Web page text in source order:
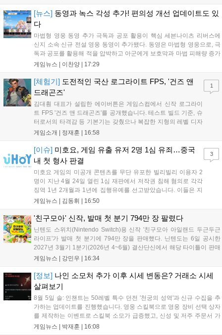
호사가 게임 등...
[뉴스] 동영과 녹스 각성 추가! 편의성 개선 업데이트도 있
다
마법형 영웅 동영 추가 극독과 공포 활용이 핵심 세븐나이츠 리버스에
신지 소속 신규 전설 영웅 동영이 추가됐다. 동영은 마법형 영웅으로, 극
독과 공포를 활용해 적을 압박하고 아군에게 보호막과 마법 피해량 증가
를 제공하는 것이 특징이다. 패시브 황천의 동행자는 동영의 핵심이다.
활한다. 모...
게임뉴스 | 이찬양 | 17:29
[체험기] 도전적인 국산 로그라이트 FPS, '건즈 앤
드래곤즈'
김대훤 대표가 설립한 에이버튼은 게임스컴에서 신작 로그라이
트 FPS '건즈 앤 드래곤즈'를 공개했습니다. 테스트 빌드 기준, 슈
터로서의 타격감 등 기본기는 갖췄으나 복잡한 지형의 레벨 디자
인은 개선이 필요해 보입니다. 또한, 성장 트랙의 과도한 분절과
요구됩니다. 개발사는 향후 캐릭터 추가 등을 통해 게임성을 다듬
어 경쟁력을 확보할 계획입니다....
게임소개 | 정재훈 | 16:58
1
[이슈] 미호요, 게임 유출 유저 2명 1심 유죄…중국
내 첫 형사 판결
미호요 게임의 미공개 콘텐츠를 무단 유포한 빌리빌리 이용자 2
명이 지난 4월 24일 열린 1심 재판에서 저작권 침해 혐의로 각각
징역 1년 2개월과 1년에 집행유예를 선고받았습니다. 이들은 지
난해 7월부터 원신 등 주요 게임의 영상을 유포해 60만 회 이상의
이후 중국 내 첫 형사사건임을 강조하며 향후 무단 유출에 강경
대응할 방침입니다....
게임뉴스 | 김동휘 | 16:50
3
'친구모아' 신작, 발매 첫 분기 794만 장 팔렸다
닌텐도 스위치(Nintendo Switch)용 신작 '친구모아 아일랜드 두근두근
라이프'가 발매 첫 분기에 794만 장을 판매했다. 닌텐도는 6일 공시한
2027년 3월기 1분기(2026년 4~6월) 결산단신에서 해당 타이틀이 판매
를 크게 늘렸다고 밝혔다. 4월 16일 발매된 이 작품은 약 2개월 반 만에
게임뉴스 | 강민우 | 16:34
[정보] 나인 소모처 추가 이후 시세 변동은? 거래소 시세
살펴보기
8월 5일 솔: 인챈트는 50레벨 특수 던전 '천궁의 성역'과 신규 수집을 추
가하는 업데이트를 진행했습니다. 영웅 스킬북으로 영웅 장비 선택 상자
를 제작하는 이벤트로 스킬북 소모가 급증했고, 신성 및 저주 주문서 가
격은 소폭 상승했습니다. 나인 코어 시세는 보합세를 유지 중이며, 신의
게임뉴스 | 박재훈 | 16:08